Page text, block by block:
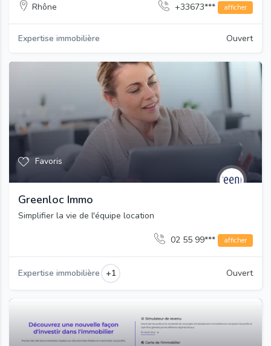
Rhône +33673*** afficher
Expertise immobilière Ouvert
Favoris
Greenloc Immo
Simplifier la vie de l'équipe location
02 55 99*** afficher
Expertise immobilière +1 Ouvert